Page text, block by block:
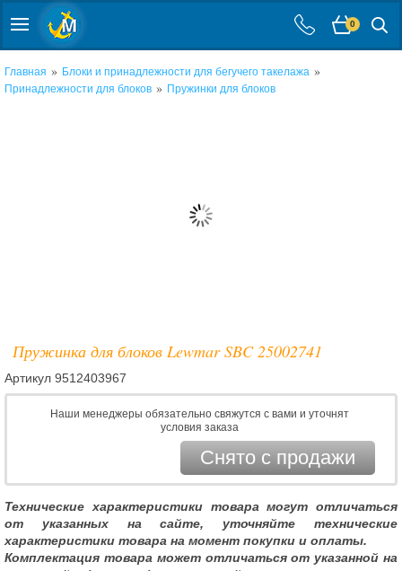
0
Главная » Блоки и принадлежности для бегучего такелажа »
Принадлежности для блоков » Пружинки для блоков
Пружинка для блоков Lewmar SBC 25002741
Артикул 9512403967
Наши менеджеры обязательно свяжутся с вами и уточнят
условия заказа
Снято с продажи
Технические характеристики товара могут отличаться
от указанных на сайте, уточняйте технические
характеристики товара на момент покупки и оплаты.
Комплектация товара может отличаться от указанной на